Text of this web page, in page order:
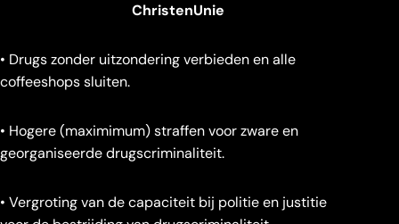
ChristenUnie
• Drugs zonder uitzondering verbieden en alle
coffeeshops sluiten.
• Hogere (maximimum) straffen voor zware en
georganiseerde drugscriminaliteit.
• Vergroting van de capaciteit bij politie en justitie